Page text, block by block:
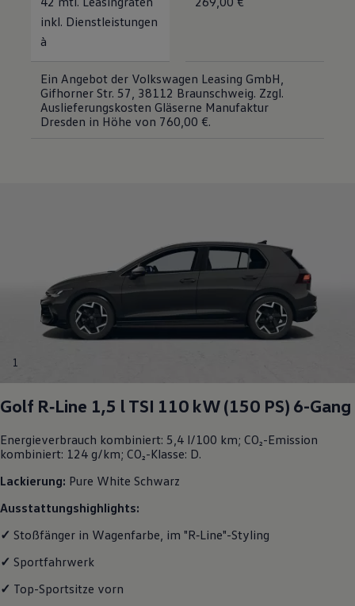
inkl. Dienstleistungen
à
Ein Angebot der Volkswagen Leasing GmbH,
Gifhorner Str. 57, 38112 Braunschweig. Zzgl.
Auslieferungskosten Gläserne Manufaktur
Dresden in Höhe von 760,00 €.
1
Golf R‑Line 1,5 l TSI 110 kW (150 PS) 6-Gang
Energieverbrauch kombiniert: 5,4 l/100 km; CO₂-Emission
kombiniert: 124 g/km; CO₂-Klasse: D.
Lackierung: Pure White Schwarz
Ausstattungshighlights:
✓ Stoßfänger in Wagenfarbe, im "R‑Line"-Styling
✓ Sportfahrwerk
✓ Top-Sportsitze vorn